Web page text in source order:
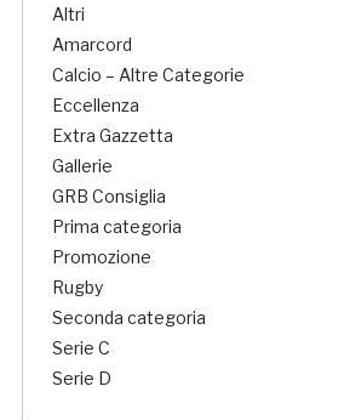
Altri
Amarcord
Calcio – Altre Categorie
Eccellenza
Extra Gazzetta
Gallerie
GRB Consiglia
Prima categoria
Promozione
Rugby
Seconda categoria
Serie C
Serie D